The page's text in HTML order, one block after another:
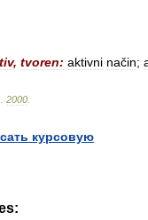
, tvoren: aktivni način;
2000
курсовую